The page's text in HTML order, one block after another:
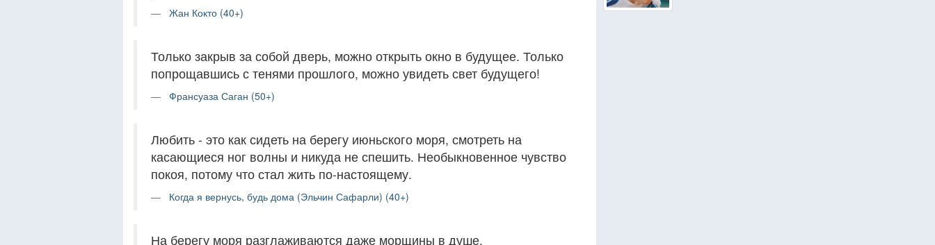
Жан Кокто (40+)
Только закрыв за собой дверь, можно открыть окно в будущее. Только
попрощавшись с тенями прошлого, можно увидеть свет будущего!
Франсуаза Саган (50+)
Любить - это как сидеть на берегу июньского моря, смотреть на
касающиеся ног волны и никуда не спешить. Необыкновенное чувство
покоя, потому что стал жить по-настоящему.
Когда я вернусь, будь дома (Эльчин Сафарли) (40+)
На берегу моря разглаживаются даже морщины в душе.